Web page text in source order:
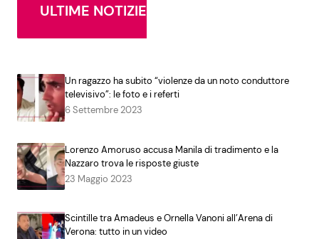
ULTIME NOTIZIE
Un ragazzo ha subito “violenze da un noto conduttore
televisivo”: le foto e i referti
6 Settembre 2023
Lorenzo Amoruso accusa Manila di tradimento e la
Nazzaro trova le risposte giuste
23 Maggio 2023
Scintille tra Amadeus e Ornella Vanoni all’Arena di
Verona: tutto in un video